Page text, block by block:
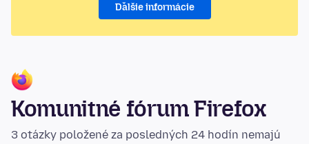
Ďalšie informácie
Komunitné fórum Firefox
3 otázky položené za posledných 24 hodín nemajú